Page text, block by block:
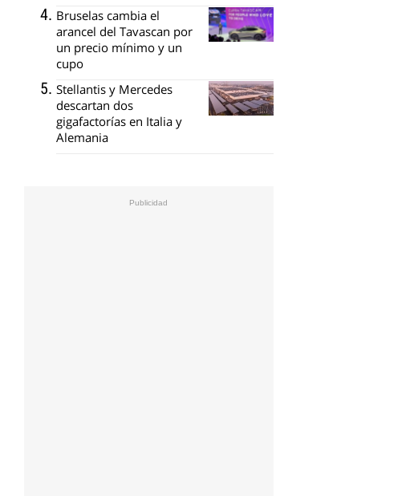
Bruselas cambia el
arancel del Tavascan por
un precio mínimo y un
cupo
Stellantis y Mercedes
descartan dos
gigafactorías en Italia y
Alemania